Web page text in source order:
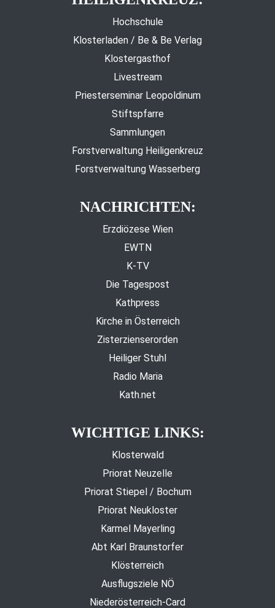
Hochschule
Klosterladen / Be & Be Verlag
Klostergasthof
Livestream
Priesterseminar Leopoldinum
Stiftspfarre
Sammlungen
Forstverwaltung Heiligenkreuz
Forstverwaltung Wasserberg
NACHRICHTEN:
Erzdiözese Wien
EWTN
K-TV
Die Tagespost
Kathpress
Kirche in Österreich
Zisterzienserorden
Heiliger Stuhl
Radio Maria
Kath.net
WICHTIGE LINKS:
Klosterwald
Priorat Neuzelle
Priorat Stiepel / Bochum
Priorat Neukloster
Karmel Mayerling
Abt Karl Braunstorfer
Klösterreich
Ausflugsziele NÖ
Niederösterreich-Card